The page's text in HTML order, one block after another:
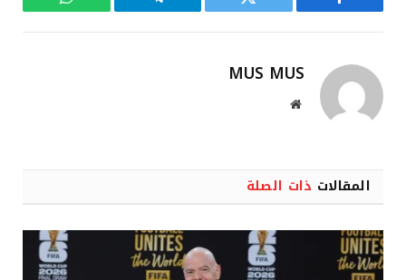
فيسبوك تويتر تيلقرام واتساب
MUS MUS
موقع
المقالات ذات الصلة